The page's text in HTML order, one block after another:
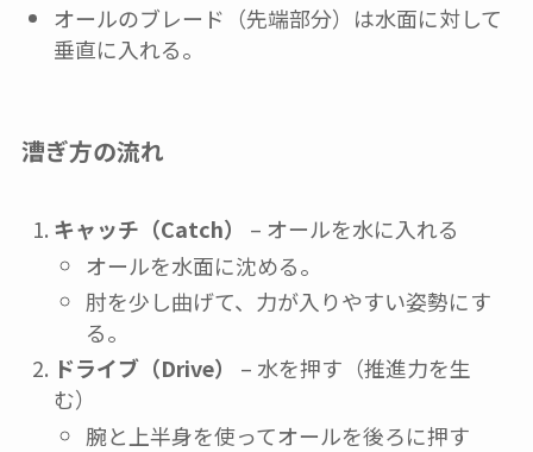
オールのブレード（先端部分）は水面に対して
垂直に入れる。
漕ぎ方の流れ
キャッチ（Catch）
– オールを水に入れる
オールを水面に沈める。
肘を少し曲げて、力が入りやすい姿勢にす
る。
ドライブ（Drive）
– 水を押す（推進力を生
む）
腕と上半身を使ってオールを後ろに押す